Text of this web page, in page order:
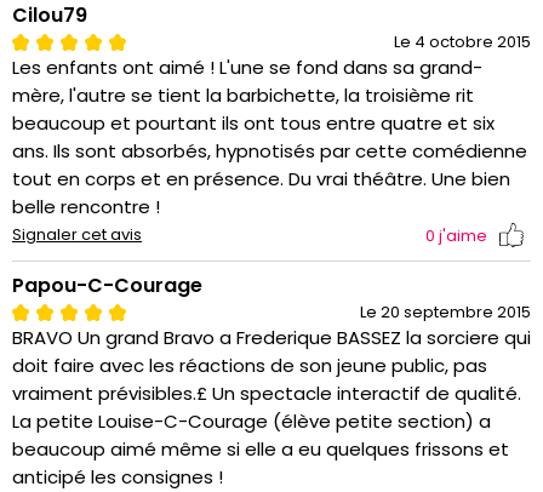
Cilou79
Le 4 octobre 2015
Les enfants ont aimé ! L'une se fond dans sa grand-
mère, l'autre se tient la barbichette, la troisième rit
beaucoup et pourtant ils ont tous entre quatre et six
ans. Ils sont absorbés, hypnotisés par cette comédienne
tout en corps et en présence. Du vrai théâtre. Une bien
belle rencontre !
Signaler cet avis 0 j'aime
Papou-C-Courage
Le 20 septembre 2015
BRAVO Un grand Bravo a Frederique BASSEZ la sorciere qui
doit faire avec les réactions de son jeune public, pas
vraiment prévisibles.£ Un spectacle interactif de qualité.
La petite Louise-C-Courage (élève petite section) a
beaucoup aimé même si elle a eu quelques frissons et
anticipé les consignes !